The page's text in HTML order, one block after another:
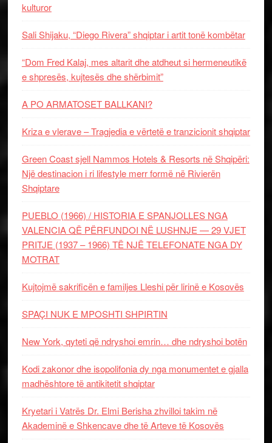
kulturor
Sali Shijaku, “Diego Rivera” shqiptar i artit tonë kombëtar
“Dom Fred Kalaj, mes altarit dhe atdheut si hermeneutikë
e shpresës, kujtesës dhe shërbimit”
A PO ARMATOSET BALLKANI?
Kriza e vlerave – Tragjedia e vërtetë e tranzicionit shqiptar
Green Coast sjell Nammos Hotels & Resorts në Shqipëri:
Një destinacion i ri lifestyle merr formë në Rivierën
Shqiptare
PUEBLO (1966) / HISTORIA E SPANJOLLES NGA
VALENCIA QË PËRFUNDOI NË LUSHNJE — 29 VJET
PRITJE (1937 – 1966) TË NJË TELEFONATE NGA DY
MOTRAT
Kujtojmë sakrificën e familjes Lleshi për lirinë e Kosovës
SPAÇI NUK E MPOSHTI SHPIRTIN
New York, qyteti që ndryshoi emrin… dhe ndryshoi botën
Kodi zakonor dhe isopolifonia dy nga monumentet e gjalla
madhështore të antikitetit shqiptar
Kryetari i Vatrës Dr. Elmi Berisha zhvilloi takim në
Akademinë e Shkencave dhe të Arteve të Kosovës